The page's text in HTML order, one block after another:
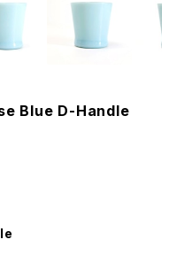
Blue D-Handle